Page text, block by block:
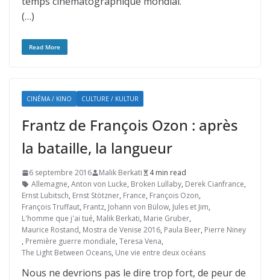
(…)
Read More
CINÉMA / KINO CULTURE / KULTUR
Frantz de François Ozon : après
la bataille, la langueur
6 septembre 2016 Malik Berkati
4 min read
Allemagne, Anton von Lucke, Broken Lullaby, Derek Cianfrance,
Ernst Lubitsch, Ernst Stötzner, France, François Ozon,
François Truffaut, Frantz, Johann von Bülow, Jules et Jim,
L'homme que j'ai tué, Malik Berkati, Marie Gruber,
Maurice Rostand, Mostra de Venise 2016, Paula Beer, Pierre Niney
, Première guerre mondiale, Teresa Vena,
The Light Between Oceans, Une vie entre deux océans
Nous ne devrions pas le dire trop fort, de peur de